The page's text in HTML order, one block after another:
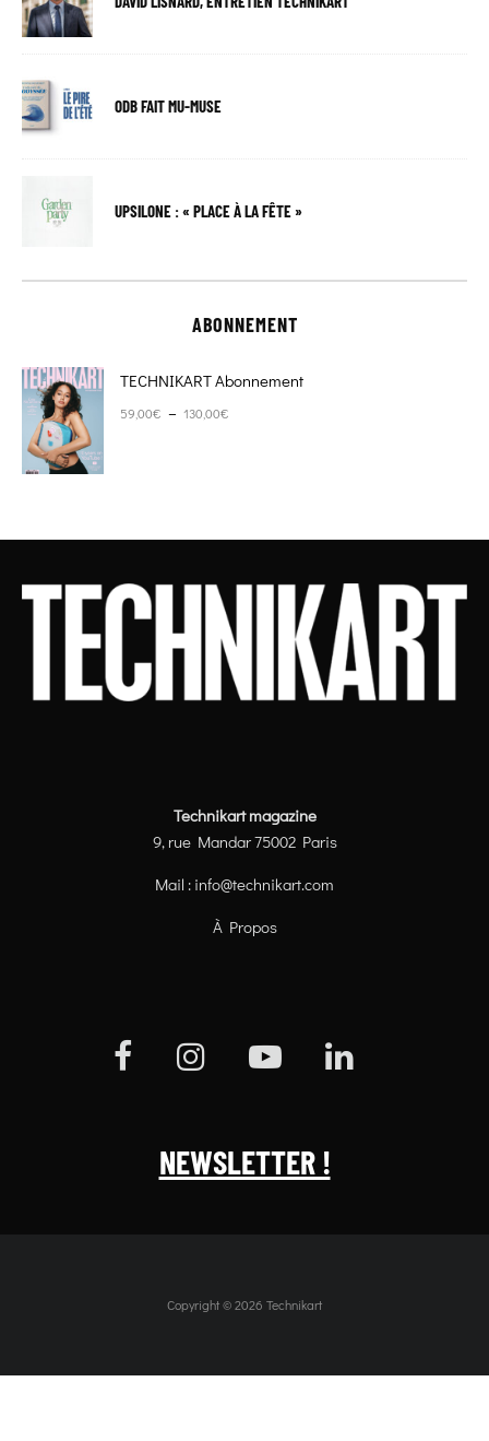
ODB FAIT MU-MUSE
UPSILONE : « PLACE À LA FÊTE »
ABONNEMENT
TECHNIKART Abonnement
59,00€ – 130,00€
Technikart magazine
9, rue Mandar 75002 Paris
Mail : info@technikart.com
À Propos
NEWSLETTER !
Copyright © 2026 Technikart